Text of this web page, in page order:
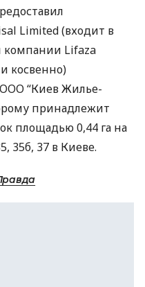
Limited (входит в
компании Lifaza
косвенно)
ООО “Киев Жилье-
принадлежит
площадью 0,44 га на
35б, 37 в Киеве.